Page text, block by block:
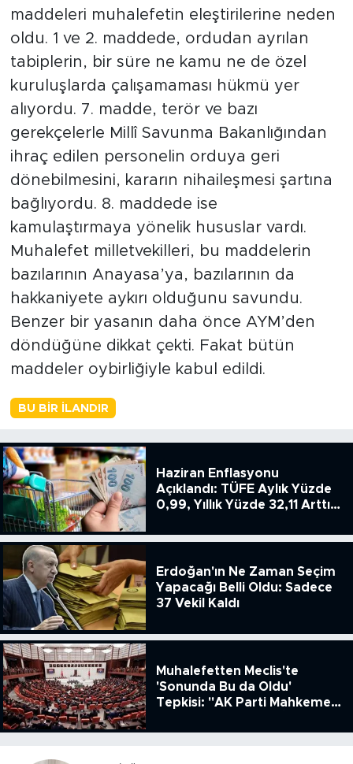
maddeleri muhalefetin eleştirilerine neden
oldu. 1 ve 2. maddede, ordudan ayrılan
tabiplerin, bir süre ne kamu ne de özel
kuruluşlarda çalışamaması hükmü yer
alıyordu. 7. madde, terör ve bazı
gerekçelerle Millî Savunma Bakanlığından
ihraç edilen personelin orduya geri
dönebilmesini, kararın nihaileşmesi şartına
bağlıyordu. 8. maddede ise
kamulaştırmaya yönelik hususlar vardı.
Muhalefet milletvekilleri, bu maddelerin
bazılarının Anayasa’ya, bazılarının da
hakkaniyete aykırı olduğunu savundu.
Benzer bir yasanın daha önce AYM’den
döndüğüne dikkat çekti. Fakat bütün
maddeler oybirliğiyle kabul edildi.
BU BIR İLANDIR
Haziran Enflasyonu
Açıklandı: TÜFE Aylık Yüzde
0,99, Yıllık Yüzde 32,11 Arttı,
51.49
Erdoğan'ın Ne Zaman Seçim
Yapacağı Belli Oldu: Sadece
37 Vekil Kaldı
Muhalefetten Meclis'te
'Sonunda Bu da Oldu'
Tepkisi: "AK Parti Mahkeme
Kanun Çıkardı"